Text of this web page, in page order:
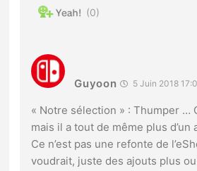
0
Guyoon 5 Juin 2018
« Notre sélection » : Thumper …
mais il a tout de même plus d’un
Ce n’est pas une refonte de
voudrait, juste des ajouts plus